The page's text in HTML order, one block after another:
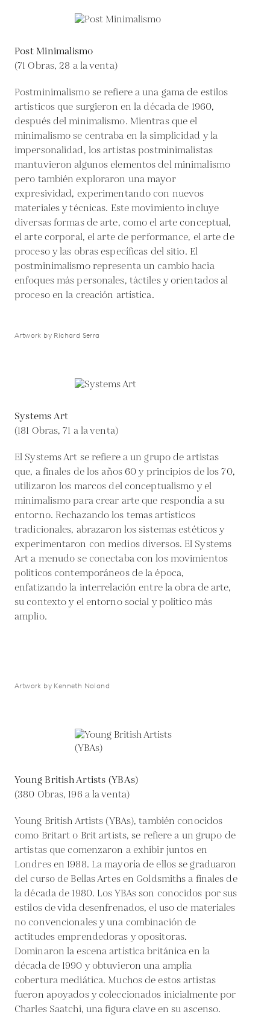
Post Minimalismo
(71 Obras, 28 a la venta)
Postminimalismo se refiere a una gama de estilos
artísticos que surgieron en la década de 1960,
después del minimalismo. Mientras que el
minimalismo se centraba en la simplicidad y la
impersonalidad, los artistas postminimalistas
mantuvieron algunos elementos del minimalismo
pero también exploraron una mayor
expresividad, experimentando con nuevos
materiales y técnicas. Este movimiento incluye
diversas formas de arte, como el arte conceptual,
el arte corporal, el arte de performance, el arte de
proceso y las obras específicas del sitio. El
postminimalismo representa un cambio hacia
enfoques más personales, táctiles y orientados al
proceso en la creación artística.
Artwork by Richard Serra
Systems Art
(181 Obras, 71 a la venta)
El Systems Art se refiere a un grupo de artistas
que, a finales de los años 60 y principios de los 70,
utilizaron los marcos del conceptualismo y el
minimalismo para crear arte que respondía a su
entorno. Rechazando los temas artísticos
tradicionales, abrazaron los sistemas estéticos y
experimentaron con medios diversos. El Systems
Art a menudo se conectaba con los movimientos
políticos contemporáneos de la época,
enfatizando la interrelación entre la obra de arte,
su contexto y el entorno social y político más
amplio.
Artwork by Kenneth Noland
Young British Artists (YBAs)
(380 Obras, 196 a la venta)
Young British Artists (YBAs), también conocidos
como Britart o Brit artists, se refiere a un grupo de
artistas que comenzaron a exhibir juntos en
Londres en 1988. La mayoría de ellos se graduaron
del curso de Bellas Artes en Goldsmiths a finales de
la década de 1980. Los YBAs son conocidos por sus
estilos de vida desenfrenados, el uso de materiales
no convencionales y una combinación de
actitudes emprendedoras y opositoras.
Dominaron la escena artística británica en la
década de 1990 y obtuvieron una amplia
cobertura mediática. Muchos de estos artistas
fueron apoyados y coleccionados inicialmente por
Charles Saatchi, una figura clave en su ascenso.